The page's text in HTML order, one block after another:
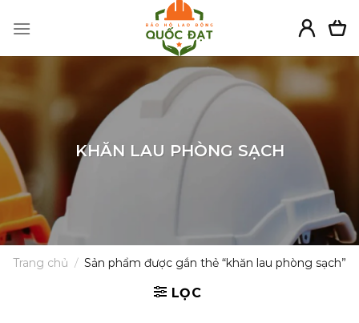
KHĂN LAU PHÒNG SẠCH
Trang chủ / Sản phẩm được gắn thẻ “khăn lau phòng sạch”
LỌC